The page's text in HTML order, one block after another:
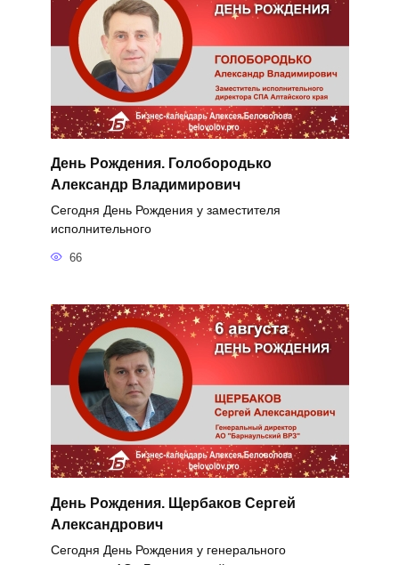
День Рождения. Голобородько
Александр Владимирович
Сегодня День Рождения у заместителя
исполнительного
66
День Рождения. Щербаков Сергей
Александрович
Сегодня День Рождения у генерального